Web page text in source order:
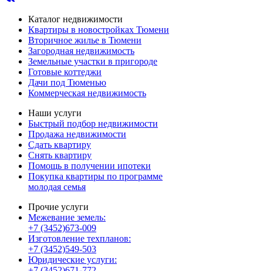
Каталог недвижимости
Квартиры в новостройках Тюмени
Вторичное жилье в Тюмени
Загородная недвижимость
Земельные участки в пригороде
Готовые коттеджи
Дачи под Тюменью
Коммерческая недвижимость
Наши услуги
Быстрый подбор недвижимости
Продажа недвижимости
Сдать квартиру
Снять квартиру
Помощь в получении ипотеки
Покупка квартиры по программе
молодая семья
Прочие услуги
Межевание земель:
+7 (3452)673-009
Изготовление техпланов:
+7 (3452)549-503
Юридические услуги: